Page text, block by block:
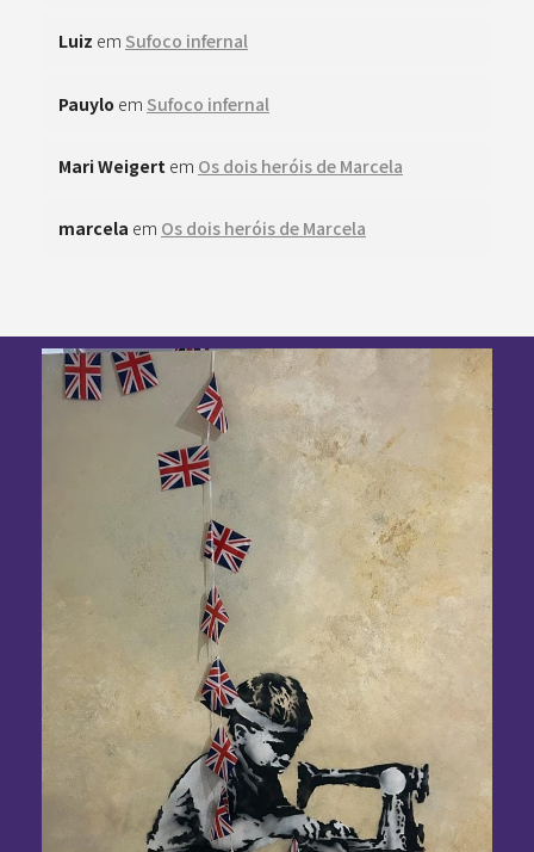
Luiz em Sufoco infernal
Pauylo em Sufoco infernal
Mari Weigert em Os dois heróis de Marcela
marcela em Os dois heróis de Marcela